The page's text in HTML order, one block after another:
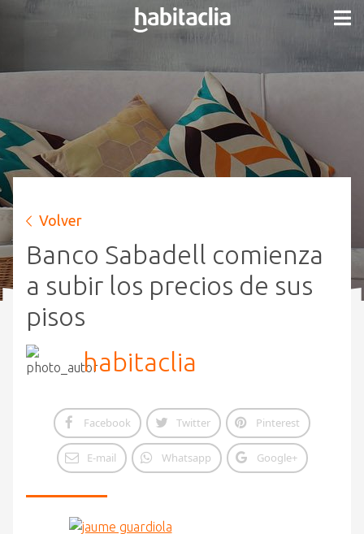
Volver
Banco Sabadell comienza
a subir los precios de sus
pisos
habitaclia
Facebook Twitter Pinterest
E-mail Whatsapp Google+